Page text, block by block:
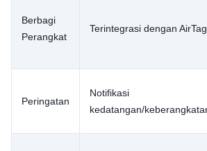
Berbagi
Perangkat
Terintegrasi dengan AirTag
Peringatan
Notifikasi
kedatangan/